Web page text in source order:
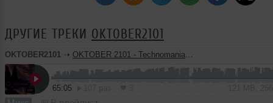
ДРУГИЕ ТРЕКИ OKTOBER2101
OKTOBER2101 ➝ OKTOBER 2101 - Technomania 058
65:05